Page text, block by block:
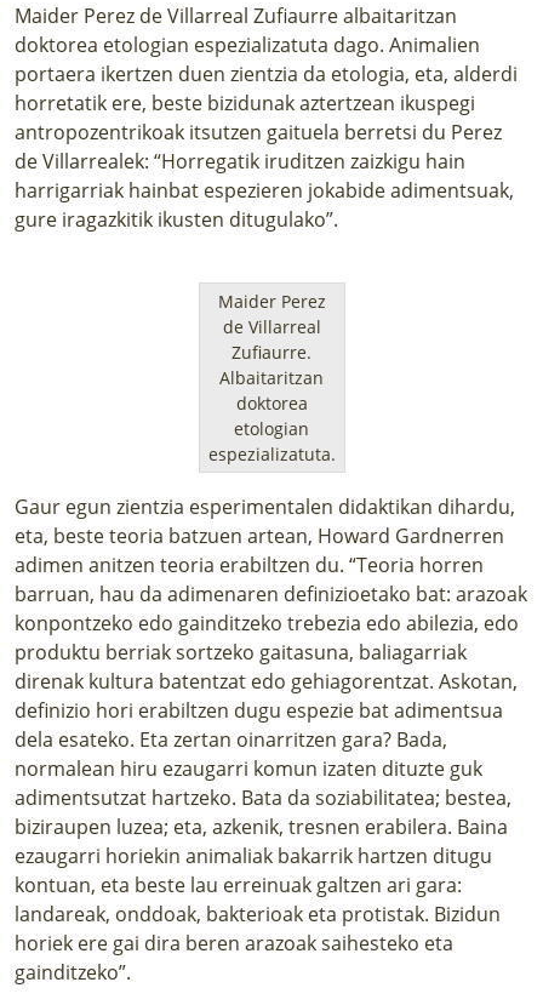
Maider Perez de Villarreal Zufiaurre albaitaritzan
doktorea etologian espezializatuta dago. Animalien
portaera ikertzen duen zientzia da etologia, eta, alderdi
horretatik ere, beste bizidunak aztertzean ikuspegi
antropozentrikoak itsutzen gaituela berretsi du Perez
de Villarrealek: “Horregatik iruditzen zaizkigu hain
harrigarriak hainbat espezieren jokabide adimentsuak,
gure iragazkitik ikusten ditugulako”.
Maider Perez
de Villarreal
Zufiaurre.
Albaitaritzan
doktorea
etologian
espezializatuta.
Gaur egun zientzia esperimentalen didaktikan dihardu,
eta, beste teoria batzuen artean, Howard Gardnerren
adimen anitzen teoria erabiltzen du. “Teoria horren
barruan, hau da adimenaren definizioetako bat: arazoak
konpontzeko edo gainditzeko trebezia edo abilezia, edo
produktu berriak sortzeko gaitasuna, baliagarriak
direnak kultura batentzat edo gehiagorentzat. Askotan,
definizio hori erabiltzen dugu espezie bat adimentsua
dela esateko. Eta zertan oinarritzen gara? Bada,
normalean hiru ezaugarri komun izaten dituzte guk
adimentsutzat hartzeko. Bata da soziabilitatea; bestea,
biziraupen luzea; eta, azkenik, tresnen erabilera. Baina
ezaugarri horiekin animaliak bakarrik hartzen ditugu
kontuan, eta beste lau erreinuak galtzen ari gara:
landareak, onddoak, bakterioak eta protistak. Bizidun
horiek ere gai dira beren arazoak saihesteko eta
gainditzeko”.